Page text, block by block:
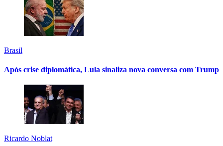
Brasil
Após crise diplomática, Lula sinaliza nova conversa com Trump
Ricardo Noblat